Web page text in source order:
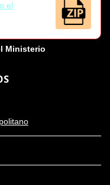
el
Ministerio